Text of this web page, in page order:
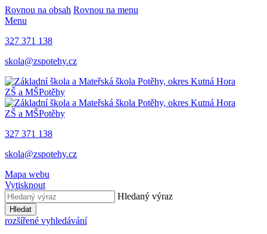
Rovnou na obsah Rovnou na menu
Menu
327 371 138
skola@zspotehy.cz
ZŠ a MŠPotěhy
ZŠ a MŠPotěhy
327 371 138
skola@zspotehy.cz
Mapa webu
Vytisknout
Hledaný výraz
Hledat
rozšířené vyhledávání